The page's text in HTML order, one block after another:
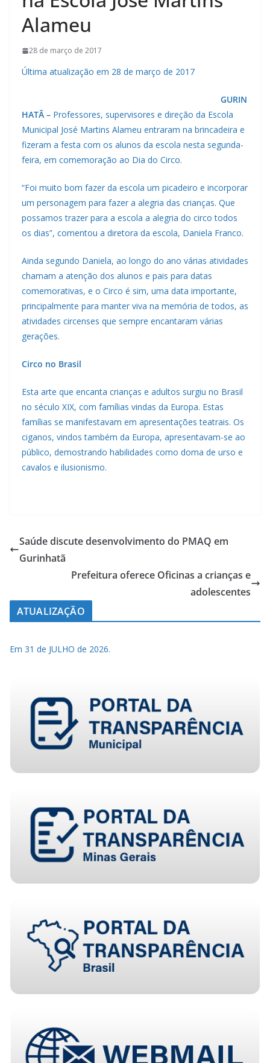
Alameu
28 de março de 2017
Última atualização em 28 de março de 2017
GURIN
HATÃ – Professores, supervisores e direção da Escola
Municipal José Martins Alameu entraram na brincadeira e
fizeram a festa com os alunos da escola nesta segunda-
feira, em comemoração ao Dia do Circo.
“Foi muito bom fazer da escola um picadeiro e incorporar
um personagem para fazer a alegria das crianças. Que
possamos trazer para a escola a alegria do circo todos
os dias”, comentou a diretora da escola, Daniela Franco.
Ainda segundo Daniela, ao longo do ano várias atividades
chamam a atenção dos alunos e pais para datas
comemorativas, e o Circo é sim, uma data importante,
principalmente para manter viva na memória de todos, as
atividades circenses que sempre encantaram várias
gerações.
Circo no Brasil
Esta arte que encanta crianças e adultos surgiu no Brasil
no século XIX, com famílias vindas da Europa. Estas
famílias se manifestavam em apresentações teatrais. Os
ciganos, vindos também da Europa, apresentavam-se ao
público, demostrando habilidades como doma de urso e
cavalos e ilusionismo.
Saúde discute desenvolvimento do PMAQ em
Gurinhatã
Prefeitura oferece Oficinas a crianças e
adolescentes
ATUALIZAÇÃO
Em 31 de JULHO de 2026.